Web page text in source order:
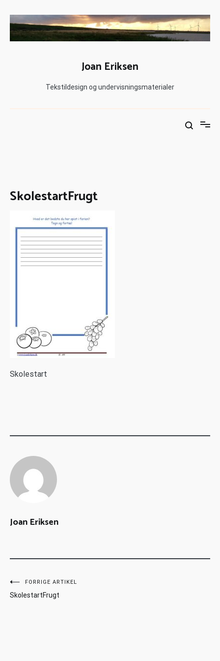
Joan Eriksen
Tekstildesign og undervisningsmaterialer
SkolestartFrugt
Skolestart
Joan Eriksen
FORRIGE ARTIKEL
SkolestartFrugt